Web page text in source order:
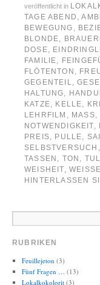
veröffentlicht in
TAGE ABEND ,
BEWEGUNG ,
BLONDE,
DOSE,
FAMILIE,
FLÖTENTON ,
GEGENTEIL,
HALTUNG,
KATZE, KELLE,
LEHRFILM , MASS ,
NOTWENDIGKEIT,
PREIS, PULLE,
SELBSTVERSUCH ,
TASSEN , TON ,
WEISHEIT,WEISSE
HINTERLASSEN
RUBRIKEN
Feuillejeton (3)
Fünf Fragen … (13)
Lokalkokolorit(3)